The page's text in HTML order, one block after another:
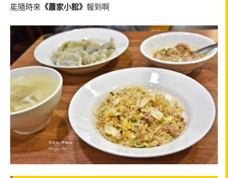
能隨時來 《蕭家小館》 報到啊